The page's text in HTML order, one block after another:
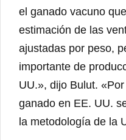
el ganado vacuno
estimación de las
ajustadas por peso,
importante de
UU.», dijo Bulut.
ganado en EE. UU.
la metodología de la